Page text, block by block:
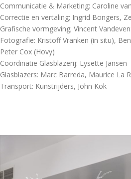
Communicatie & Marketing: Caroline
Correctie en vertaling; Ingrid Bongers,
Grafische vormgeving; Vincent
Fotografie: Kristoff Vranken (in situ),
Peter Cox (Hovy)
Coordinatie Glasblazerij: Lysette Jansen
Glasblazers: Marc Barreda, Maurice La
Transport: Kunstrijders, John Kok